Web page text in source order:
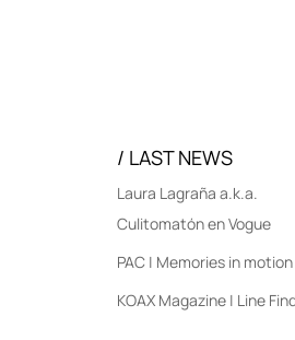
/ LAST NEWS
Laura Lagraña a.k.a.
Culitomatón en Vogue
PAC | Memories in motion
KOAX Magazine | Line